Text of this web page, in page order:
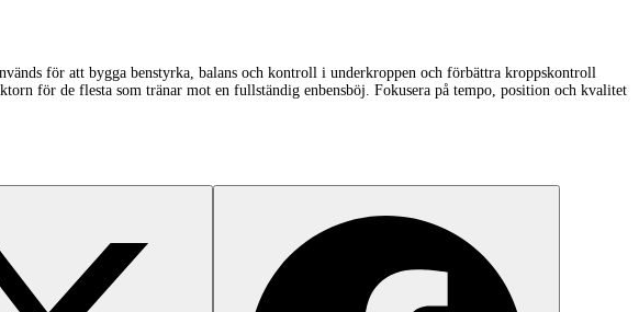
för att bygga benstyrka, balans och kontroll i underkroppen och förbättra kroppskontroll
för de flesta som tränar mot en fullständig enbensböj. Fokusera på tempo, position och kvalitet